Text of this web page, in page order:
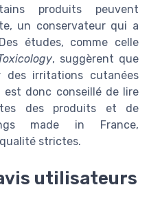
produits peuvent
un conservateur qui a
études, comme celle
, suggèrent que
des irritations cutanées
est donc conseillé de lire
des produits et de
made in France,
strictes.
utilisateurs